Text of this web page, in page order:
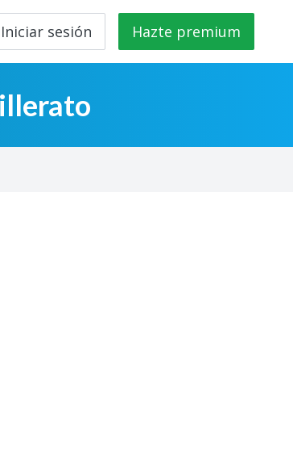
Iniciar sesión Hazte premium